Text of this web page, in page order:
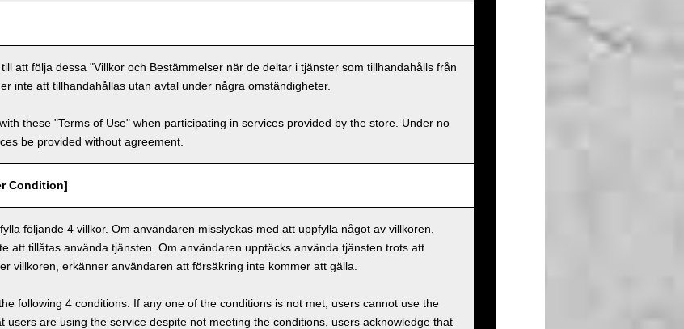
att följa dessa "Villkor och Bestämmelser när de deltar i tjänster som tillhandahålls från
inte att tillhandahållas utan avtal under några omständigheter.
these "Terms of Use" when participating in services provided by the store. Under no
be provided without agreement.
Condition]
följande 4 villkor. Om användaren misslyckas med att uppfylla något av villkoren,
att tillåtas använda tjänsten. Om användaren upptäcks använda tjänsten trots att
villkoren, erkänner användaren att försäkring inte kommer att gälla.
following 4 conditions. If any one of the conditions is not met, users cannot use the
users are using the service despite not meeting the conditions, users acknowledge that